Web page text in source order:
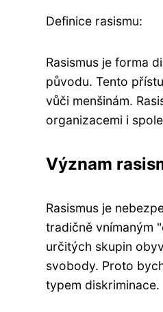
Definice rasismu:
Rasismus je forma
původu. Tento
vůči menšinám.
organizacemi i
Význam
Rasismus je
tradičně vnímaným
určitých skupin
svobody. Proto
typem diskriminace.